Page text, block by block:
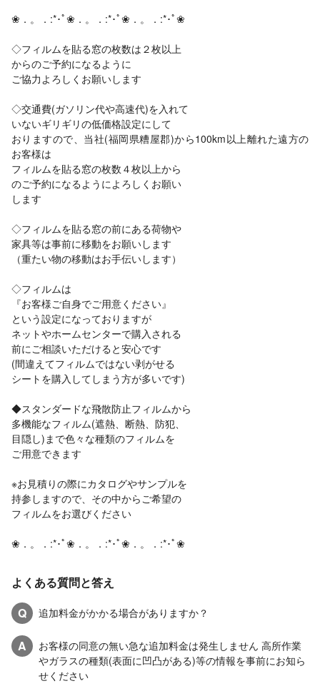
❀．。．:*･ﾟ❀．。．:*･ﾟ❀．。．:*･ﾟ❀
◇フィルムを貼る窓の枚数は２枚以上
からのご予約になるように
ご協力よろしくお願いします
◇交通費(ガソリン代や高速代)を入れて
いないギリギリの低価格設定にして
おりますので、当社(福岡県糟屋郡)から100km以上離れた遠方の
お客様は
フィルムを貼る窓の枚数４枚以上から
のご予約になるようによろしくお願い
します
◇フィルムを貼る窓の前にある荷物や
家具等は事前に移動をお願いします
（重たい物の移動はお手伝いします）
◇フィルムは
『お客様ご自身でご用意ください』
という設定になっておりますが
ネットやホームセンターで購入される
前にご相談いただけると安心です
(間違えてフィルムではない剥がせる
シートを購入してしまう方が多いです)
◆スタンダードな飛散防止フィルムから
多機能なフィルム(遮熱、断熱、防犯、
目隠し)まで色々な種類のフィルムを
ご用意できます
※お見積りの際にカタログやサンプルを
持参しますので、その中からご希望の
フィルムをお選びください
❀．。．:*･ﾟ❀．。．:*･ﾟ❀．。．:*･ﾟ❀
よくある質問と答え
Q
追加料金がかかる場合がありますか？
A
お客様の同意の無い急な追加料金は発生しません 高所作業
やガラスの種類(表面に凹凸がある)等の情報を事前にお知ら
せください